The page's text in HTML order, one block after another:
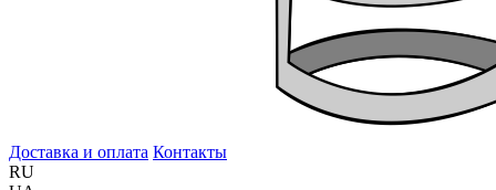
Доставка и оплата Контакты
RU